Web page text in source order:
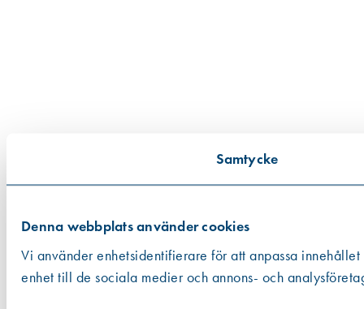
Samtycke
Denna webbplats använder cookies
Vi använder enhetsidentifierare för att anpassa
enhet till de sociala medier och annons- och